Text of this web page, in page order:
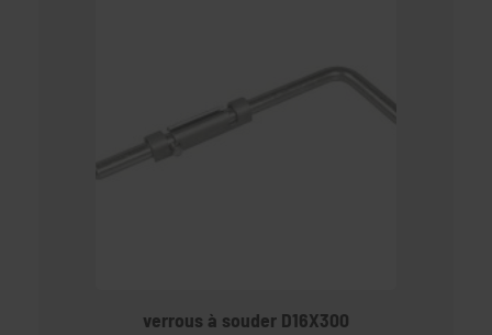
verrous à souder D16X300